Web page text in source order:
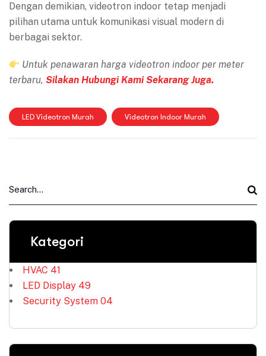
Dengan demikian, videotron indoor tetap menjadi
pilihan utama untuk komunikasi visual modern di
berbagai sektor.
Untuk penawaran harga videotron indoor per meter
terbaru, Silakan Hubungi Kami Sekarang Juga.
LED Videotron Murah Videotron Indoor Murah
Kategori
HVAC 41
LED Display 49
Security System 04